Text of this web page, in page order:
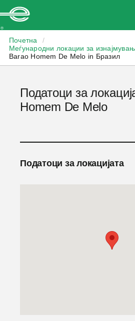
Почетна
/
Меѓународни локации за
Barao Homem De Melo in Бразил
Податоци за
Homem De Melo
Податоци за локацијата